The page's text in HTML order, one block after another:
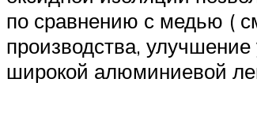
по сравнению с медью (
производства,
широкой алюминиевой